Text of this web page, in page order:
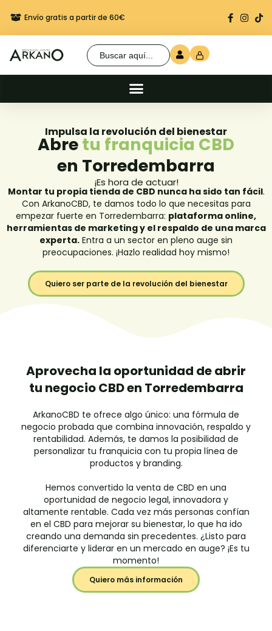
Envío gratis a partir de 60€ Regalo seguro en cada
Buscar:
Impulsa la revolución del bienestar
Abretu franquicia CBD
en Torredembarra
¡Es hora de actuar!
Montar tu propia tienda de CBD nunca ha sido tan fácil.
Con ArkanoCBD, te damos todo lo que necesitas para
empezar fuerte en Torredembarra: plataforma online,
herramientas de marketing y el respaldo de una marca
experta. Entra a un sector en pleno auge sin
preocupaciones. ¡Hazlo realidad hoy mismo!
Quiero ser parte de la revolución del bienestar
Aprovecha la oportunidad de abrir
tu negocio CBD en Torredembarra
ArkanoCBD te ofrece algo único: una fórmula de
negocio probada que combina innovación, respaldo y
rentabilidad. Además, te damos la posibilidad de
personalizar tu franquicia con tu propia línea de
productos y branding.
Hemos convertido la venta de CBD en una
oportunidad de negocio legal, innovadora y
altamente rentable. Cada vez más personas confían
en el CBD para mejorar su bienestar, lo que ha ido
creando una demanda sin precedentes. ¿Listo para
diferenciarte y liderar en un mercado en auge? ¡Es tu
momento!
Quiero más información